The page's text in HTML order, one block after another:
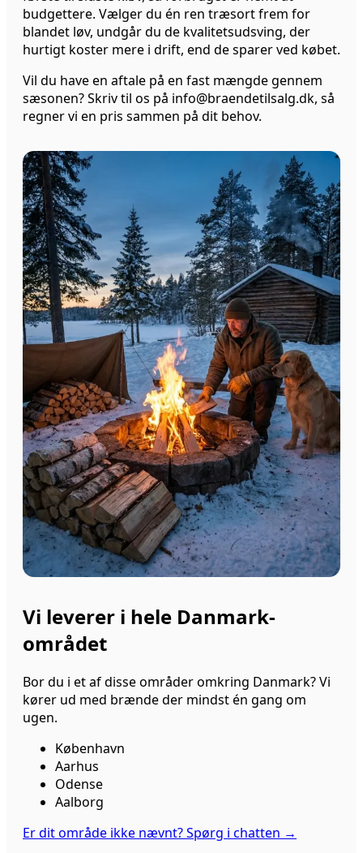
budgettere. Vælger du én ren træsort frem for
blandet løv, undgår du de kvalitetsudsving, der
hurtigt koster mere i drift, end de sparer ved købet.
Vil du have en aftale på en fast mængde gennem
sæsonen? Skriv til os på info@braendetilsalg.dk, så
regner vi en pris sammen på dit behov.
Vi leverer i hele Danmark-
området
Bor du i et af disse områder omkring Danmark? Vi
kører ud med brænde der mindst én gang om
ugen.
København
Aarhus
Odense
Aalborg
Er dit område ikke nævnt? Spørg i chatten →